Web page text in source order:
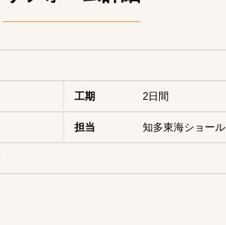
工期 2日間
担当 知多東海ショー